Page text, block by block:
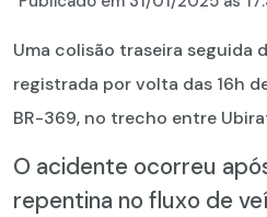
Uma colisão traseira seguida
registrada por volta das 16h
BR-369, no trecho entre
O acidente ocorreu
repentina no fluxo de